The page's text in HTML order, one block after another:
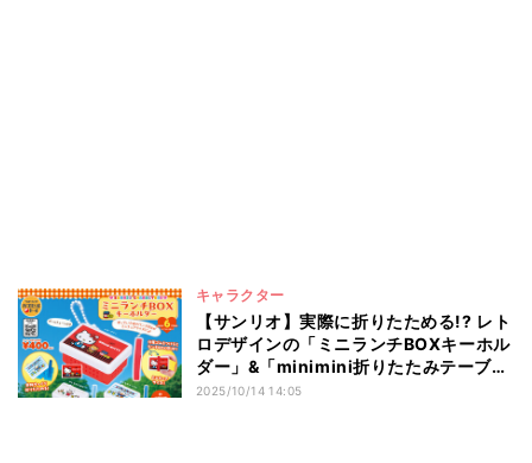
キャラクター
【サンリオ】実際に折りたためる!? レト
ロデザインの「ミニランチBOXキーホル
ダー」&「minimini折りたたみテーブ
ル」が登場!
2025/10/14 14:05